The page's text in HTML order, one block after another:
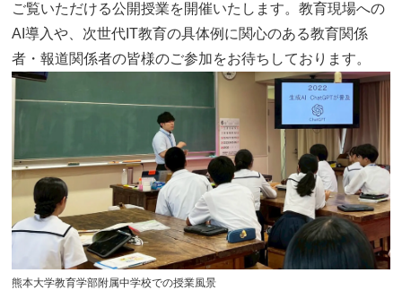
ご覧いただける公開授業を開催いたします。教育現場への
AI導入や、次世代IT教育の具体例に関心のある教育関係
者・報道関係者の皆様のご参加をお待ちしております。
熊本大学教育学部附属中学校での授業風景